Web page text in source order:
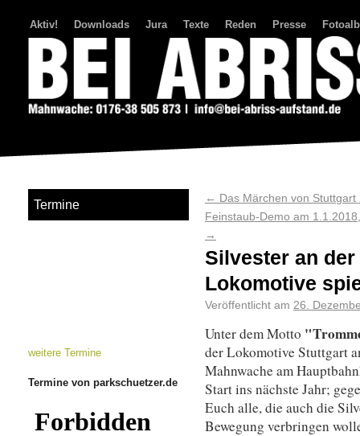
Aktiv! Downloads Jura Texte Reden Presse
← Das Märchen von Stuttgart
Feinstaub-Demo am
→
Silvester an
Lokomotive
Veröffentlicht am 26.
Unter dem Motto
der Lokomotive Stuttgart
Mahnwache am
Start ins nächste Jahr;
Euch alle, die auch die
Bewegung verbringen
Termine
weitere Termine
Termine von parkschuetzer.de